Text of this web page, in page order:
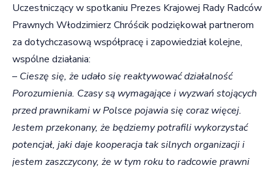
Uczestniczący w spotkaniu Prezes Krajowej Rady Radców
Prawnych Włodzimierz Chróścik podziękował partnerom
za dotychczasową współpracę i zapowiedział kolejne,
wspólne działania:
– Cieszę się, że udało się reaktywować działalność
Porozumienia. Czasy są wymagające i wyzwań stojących
przed prawnikami w Polsce pojawia się coraz więcej.
Jestem przekonany, że będziemy potrafili wykorzystać
potencjał, jaki daje kooperacja tak silnych organizacji i
jestem zaszczycony, że w tym roku to radcowie prawni